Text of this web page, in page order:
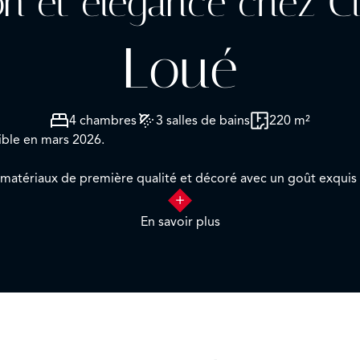
Loué
4 chambres 3 salles de bains
220 m²
en mars 2026.
de première qualité et décoré avec un goût exquis
de Salamanque, sa distribution a été parfaitement
et l'esthétique dans une atmosphère chaleureuse et
avec une toilette d'invité qui mène à l'impressionnant
En savoir plus